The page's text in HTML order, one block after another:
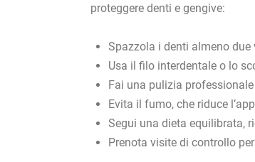
proteggere denti e gengive:
Spazzola i denti almeno
Usa il filo interdentale o lo
Fai una pulizia
Evita il fumo, che riduce
Segui una dieta equilibrata,
Prenota visite di controllo